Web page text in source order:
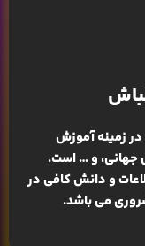
زمینهآموزش
جهانی، و … است.
و دانش کافی در
می باشد.